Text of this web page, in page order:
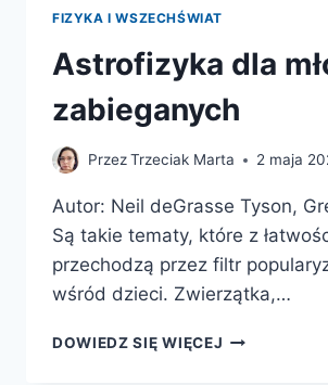
FIZYKA I WSZECHŚWIAT
Astrofizyka dla
zabieganych
PrzezTrzeciak Marta 2 maja
Autor: Neil deGrasse Tyson,
Są takie tematy, które z
przechodzą przez filtr
wśród dzieci. Zwierzątka,…
DOWIEDZ SIĘ WIĘCEJ ASTROFIZYKA